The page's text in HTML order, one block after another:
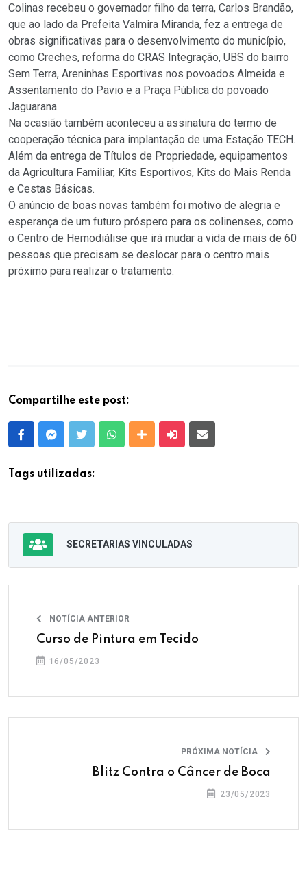
Colinas recebeu o governador filho da terra, Carlos Brandão,
que ao lado da Prefeita Valmira Miranda, fez a entrega de
obras significativas para o desenvolvimento do município,
como Creches, reforma do CRAS Integração, UBS do bairro
Sem Terra, Areninhas Esportivas nos povoados Almeida e
Assentamento do Pavio e a Praça Pública do povoado
Jaguarana.
Na ocasião também aconteceu a assinatura do termo de
cooperação técnica para implantação de uma Estação TECH.
Além da entrega de Títulos de Propriedade, equipamentos
da Agricultura Familiar, Kits Esportivos, Kits do Mais Renda
e Cestas Básicas.
O anúncio de boas novas também foi motivo de alegria e
esperança de um futuro próspero para os colinenses, como
o Centro de Hemodiálise que irá mudar a vida de mais de 60
pessoas que precisam se deslocar para o centro mais
próximo para realizar o tratamento.
Compartilhe este post:
FacebookMessenger
Twitter WhatsappOutras MídiasEnviar para um amigo
Tags utilizadas:
SECRETARIAS VINCULADAS
NOTÍCIA ANTERIOR
Curso de Pintura em Tecido
16/05/2023
PRÓXIMA NOTÍCIA
Blitz Contra o Câncer de Boca
23/05/2023